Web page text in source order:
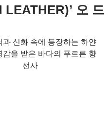
LEATHER)’ 오 드
과 신화 속에 등장하는 하얀
감을 받은 바다의 푸르른 향
선사